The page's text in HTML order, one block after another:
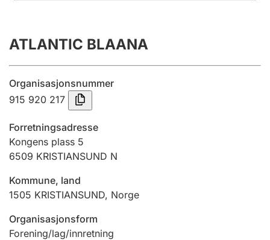
Årsregnskap
Innsending og forsinkelsesgebyr
Tinglysing
Jeger
Ektepaktveileder
ATLANTIC BLAANA
Organisasjonsnummer
915 920 217
Forretningsadresse
Kongens plass 5
6509 KRISTIANSUND N
Kommune, land
1505 KRISTIANSUND, Norge
Organisasjonsform
Forening/lag/innretning